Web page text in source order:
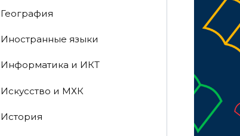
География
Иностранные языки
Информатика и ИКТ
Искусство и МХК
История